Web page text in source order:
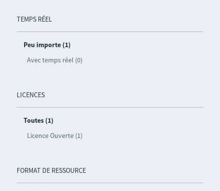
TEMPS RÉEL
Peu importe (1)
Avec temps réel (0)
LICENCES
Toutes (1)
Licence Ouverte (1)
FORMAT DE RESSOURCE